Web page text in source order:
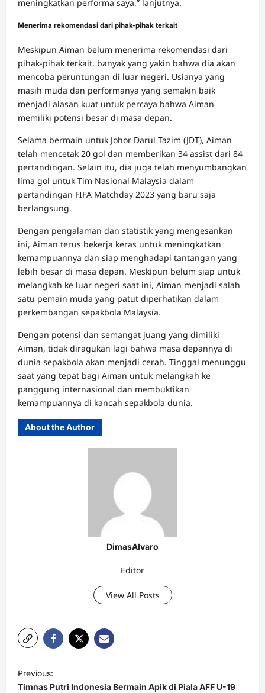
meningkatkan performa saya,” lanjutnya.
Menerima rekomendasi dari pihak-pihak terkait
Meskipun Aiman belum menerima rekomendasi dari
pihak-pihak terkait, banyak yang yakin bahwa dia akan
mencoba peruntungan di luar negeri. Usianya yang
masih muda dan performanya yang semakin baik
menjadi alasan kuat untuk percaya bahwa Aiman
memiliki potensi besar di masa depan.
Selama bermain untuk Johor Darul Tazim (JDT), Aiman
telah mencetak 20 gol dan memberikan 34 assist dari 84
pertandingan. Selain itu, dia juga telah menyumbangkan
lima gol untuk Tim Nasional Malaysia dalam
pertandingan FIFA Matchday 2023 yang baru saja
berlangsung.
Dengan pengalaman dan statistik yang mengesankan
ini, Aiman terus bekerja keras untuk meningkatkan
kemampuannya dan siap menghadapi tantangan yang
lebih besar di masa depan. Meskipun belum siap untuk
melangkah ke luar negeri saat ini, Aiman menjadi salah
satu pemain muda yang patut diperhatikan dalam
perkembangan sepakbola Malaysia.
Dengan potensi dan semangat juang yang dimiliki
Aiman, tidak diragukan lagi bahwa masa depannya di
dunia sepakbola akan menjadi cerah. Tinggal menunggu
saat yang tepat bagi Aiman untuk melangkah ke
panggung internasional dan membuktikan
kemampuannya di kancah sepakbola dunia.
About the Author
DimasAlvaro
Editor
View All Posts
P
o
Previous:
Timnas Putri Indonesia Bermain Apik di Piala AFF U-19